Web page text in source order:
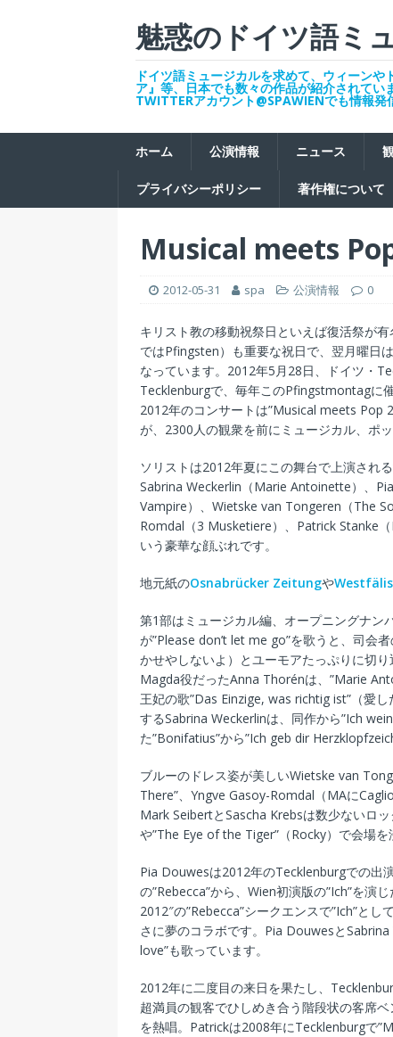
魅惑のドイツ語ミ
ドイツ語ミュージカルを求めて、ウィーン
ア』等、日本でも数々の作品が紹介されて
TWITTERアカウント@SPAWIENでも情報発
ホーム 公演情報 ニュース
プライバシーポリシー 著作権について
Musical meets
2012-05-31 spa 公演情報 0
キリスト教の移動祝祭日といえば復活祭が
ではPfingsten）も重要な祝日で、翌月曜日
なっています。2012年5月28日、ドイツ・
Tecklenburgで、毎年このPfingstmontagに
2012年のコンサートは”Musical meets Pop
が、2300人の観衆を前にミュージカル、ポ
ソリストは2012年夏にこの舞台で上演され
Sabrina Weckerlin（Marie Antoinette）、
Vampire）、Wietske van Tongeren（The
Romdal（3 Musketiere）、Patrick Stanke
いう豪華な顔ぶれです。
地元紙のOsnabrücker Zeitungや
第1部はミュージカル編、オープニングナ
が”Please don’t let me go”を歌うと、司会
かせやしないよ）とユーモアたっぷりに切
Magda役だったAnna Thorénは、”Marie
王妃の歌”Das Einzige, was richtig ist”（愛
するSabrina Weckerlinは、同作から”Ich
た”Bonifatius”から”Ich geb dir
ブルーのドレス姿が美しいWietske van
There”、Yngve Gasoy-Romdal（MAに
Mark SeibertとSascha Krebsは数少ないロ
や”The Eye of the Tiger”（Rocky）で会場を
Pia Douwesは2012年のTecklenburgでの出
の”Rebecca”から、Wien初演版の”Ich”を
2012″の”Rebecca”シークエンスで”Ich”と
さに夢のコラボです。Pia Douwesと
love”も歌っています。
2012年に二度目の来日を果たし、
超満員の観客でひしめき合う階段状の客席
を熱唱。Patrickは2008年にTecklenburgで